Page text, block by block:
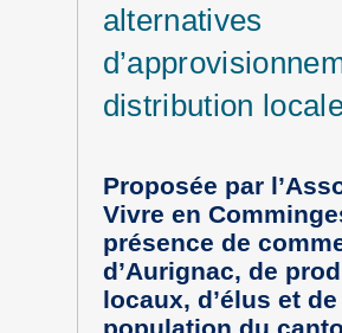
alternatives
distribution
Proposée par
Vivre en
présence de
d’Aurignac, de
locaux, d’élus et